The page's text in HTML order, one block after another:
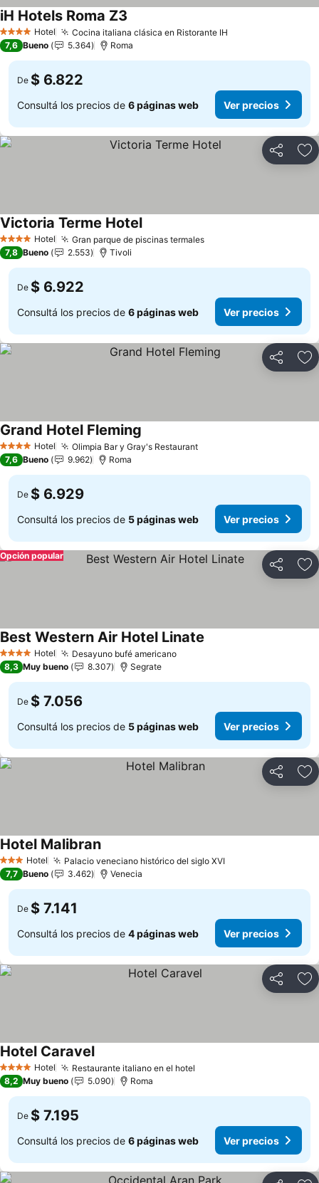
4 EstrellasHotel Cocina italiana clásica en Ristorante IH
iH Hotels Roma Z3
7,6 Bueno 5.364 Roma
De $ 6.822
Consultá los precios de 6 páginas web Ver precios
Compartir
4 EstrellasHotel Gran parque de piscinas termalesVer precios
Victoria Terme HotelVer precios
7,8 Bueno 2.553 Tivoli
De $ 6.922
Consultá los precios de 6 páginas web Ver precios
Compartir
4 EstrellasHotel Olimpia Bar y Gray's RestaurantVer precios
Grand Hotel Fleming
7,6 Bueno 9.962 Roma
De $ 6.929
Consultá los precios de 5 páginas web Ver precios
Compartir
Opción popular
4 EstrellasHotel Desayuno bufé americanoVer precios
Best Western Air Hotel Linate
8,3 Muy bueno 8.307 Segrate
De $ 7.056
Consultá los precios de 5 páginas web Ver precios
Compartir
3 Estrellas
Hotel Palacio veneciano histórico del siglo XVIVer precios
Hotel MalibranVer precios
7,7 Bueno 3.462 Venecia
De $ 7.141
Consultá los precios de 4 páginas web Ver precios
Compartir
4 EstrellasHotel Restaurante italiano en el hotel
Hotel CaravelVer precios
8,2 Muy bueno 5.090 Roma
De $ 7.195
Consultá los precios de 6 páginas web Ver precios